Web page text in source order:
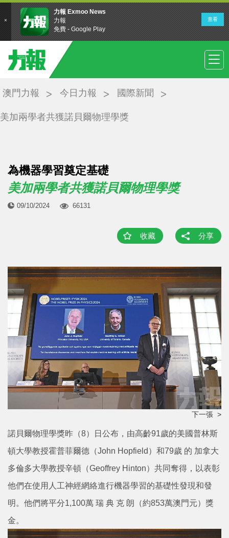
澳門力報 今日力報 國際新聞
美加兩學者共獲諾貝爾物理學獎
為機器學習奠定基礎
美加兩學者共獲諾貝爾物理學獎
09/10/2024 66131
收藏 分享
下一張 >
諾貝爾物理學獎昨（8）日公布，由高齡91歲的美國普林斯
頓大學教授霍普菲爾德（John Hopfield）和79歲 的 加拿大
多倫多大學教授辛頓（Geoffrey Hinton）共同奪得，以表彰
他們在使用人工神經網絡進行機器學習的基礎性發現和發
明。他們將平分1,100萬 瑞 典 克 朗（約853萬澳門元）獎
金。